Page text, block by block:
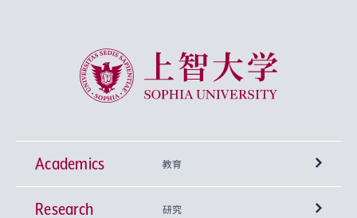
上智大学 Sophia University
Academics 教育
学部
Research 研究